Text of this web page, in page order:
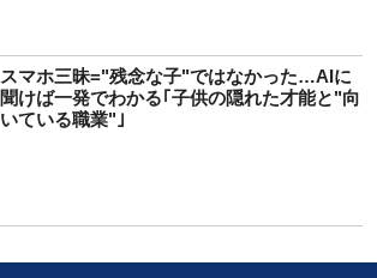
スマホ三昧="残念な子"ではなかった…AIに
聞けば一発でわかる｢子供の隠れた才能と"向
いている職業"｣